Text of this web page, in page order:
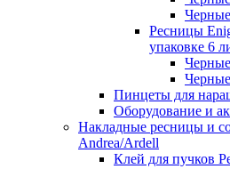
Ресницы
упаковке 6
Пинцеты для
Оборудование и
Накладные ресницы и
Andrea/Ardell
Клей для пучков